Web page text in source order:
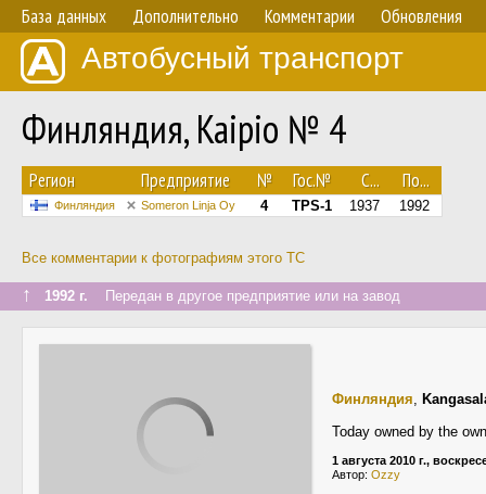
База данных Дополнительно Комментарии Обновления
Автобусный транспорт
Финляндия, Kaipio № 4
Регион Предприятие № Гос.№ С... По...
Финляндия Someron Linja Oy 4 TPS-1 1937 1992
Все комментарии к фотографиям этого ТС
↑ 1992 г. Передан в другое предприятие или на завод
Финляндия,
Today owned by the
1 августа 2010 г.,
Автор: Ozzy